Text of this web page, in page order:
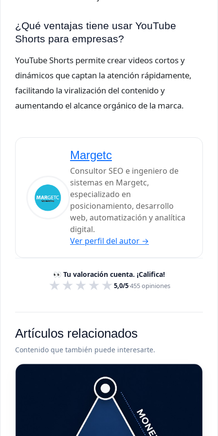
¿Qué ventajas tiene usar YouTube
Shorts para empresas?
YouTube Shorts permite crear videos cortos y
dinámicos que captan la atención rápidamente,
facilitando la viralización del contenido y
aumentando el alcance orgánico de la marca.
Margetc
Consultor SEO e ingeniero de
sistemas en Margetc,
especializado en
posicionamiento, desarrollo
web, automatización y analítica
digital.
Ver perfil del autor →
👀 Tu valoración cuenta. ¡Califica!
★
★
★
★
★ 5,0/5·455opiniones
Artículos relacionados
Contenido que también puede interesarte.